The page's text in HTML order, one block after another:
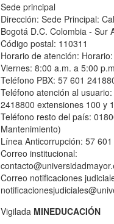
Sede principal
Dirección: Sede Principal:
Bogotá D.C. Colombia - Sur
Código postal: 110311
Horario de atención:
Viernes: 8:00 a.m. a 5:00 p.m
Teléfono PBX: 57 601
Teléfono atención al usuario:
2418800 extensiones 100 y
Teléfono resto del país:
Mantenimiento)
Línea Anticorrupción: 57
Correo institucional:
Correo notificaciones
Vigilada MINEDUCACIÓN